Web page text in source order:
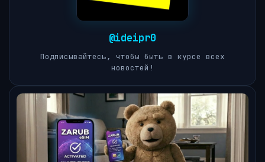
@ideipr0
Подписывайтесь, чтобы быть в курсе всех
новостей!